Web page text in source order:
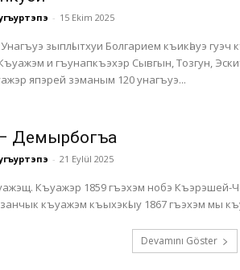
- 15 Ekim 2025
Къуажэр япэрей зэманым 120 унагъуэ...
Демырбогъа
- 21 Eylül 2025
Къуажэр 1859 гъэхэм нобэ Къэрэшей-
къуажэм къыхэкӏыу 1867 гъэхэм мы
Devamını Göster